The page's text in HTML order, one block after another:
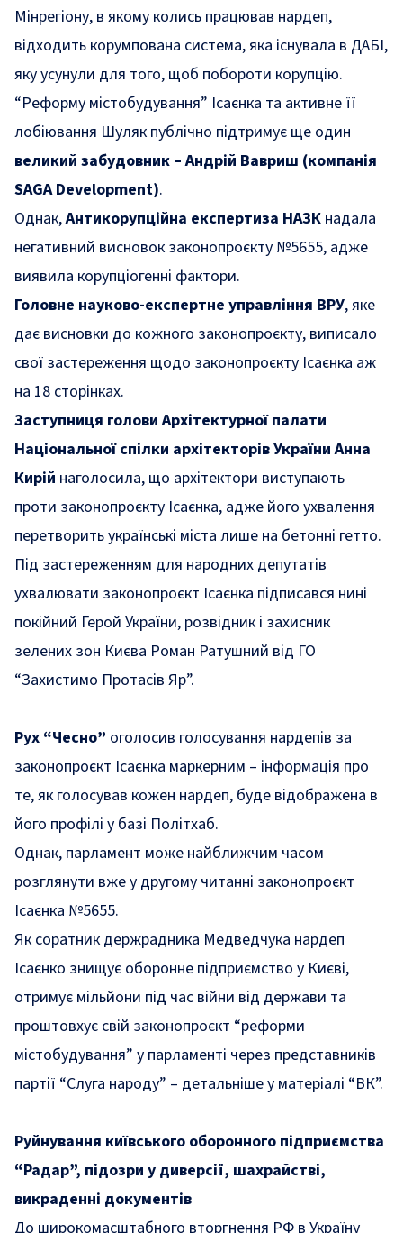
Мінрегіону, в якому колись працював нардеп,
відходить корумпована система, яка існувала в ДАБІ,
яку усунули для того, щоб побороти корупцію.
“Реформу містобудування” Ісаєнка та активне її
лобіювання Шуляк публічно підтримує ще один
великий забудовник – Андрій Вавриш (компанія
SAGA Development).
Однак,Антикорупційна експертиза НАЗК надала
негативний висновок законопроєкту №5655, адже
виявила корупціогенні фактори.
Головне науково-експертне управління ВРУ, яке
дає висновки до кожного законопроєкту, виписало
свої застереження щодо законопроєкту Ісаєнка аж
на 18 сторінках.
Заступниця голови Архітектурної палати
Національної спілки архітекторів України Анна
Кирій наголосила, що архітектори виступають
проти законопроєкту Ісаєнка, адже його ухвалення
перетворить українські міста лише на бетонні гетто.
Під застереженням для народних депутатів
ухвалювати законопроєкт Ісаєнка підписався нині
покійний Герой України, розвідник і захисник
зелених зон Києва Роман Ратушний від ГО
“Захистимо Протасів Яр”.
Рух “Чесно” оголосив голосування нардепів за
законопроєкт Ісаєнка маркерним – інформація про
те, як голосував кожен нардеп, буде відображена в
його профілі у базі Політхаб.
Однак, парламент може найближчим часом
розглянути вже у другому читанні законопроєкт
Ісаєнка №5655.
Як соратник держрадника Медведчука нардеп
Ісаєнко знищує оборонне підприємство у Києві,
отримує мільйони під час війни від держави та
проштовхує свій законопроєкт “реформи
містобудування” у парламенті через представників
партії “Слуга народу” – детальніше у матеріалі “ВК”.
Руйнування київського оборонного підприємства
“Радар”, підозри у диверсії, шахрайстві,
викраденні документів
До широкомасштабного вторгнення РФ в Україну